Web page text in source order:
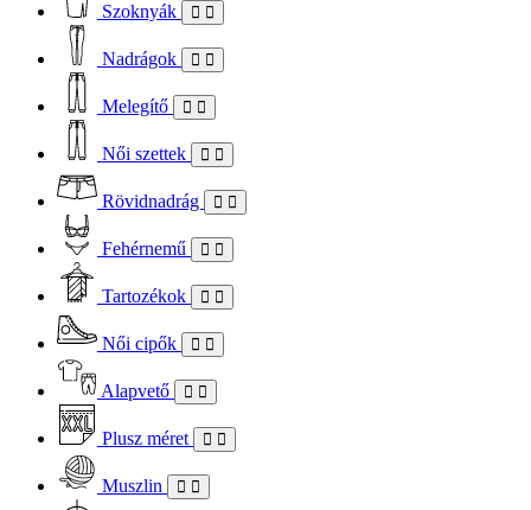
Szoknyák
Nadrágok
Melegítő
Női szettek
Rövidnadrág
Fehérnemű
Tartozékok
Női cipők
Alapvető
Plusz méret
Muszlin